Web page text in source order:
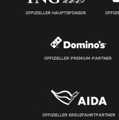
OFFIZIELLER HAUPTSPONSOR
OFFIZIELLER PREMIUM-PARTNER
OFFIZIELLER KREUZFAHRTPARTNER